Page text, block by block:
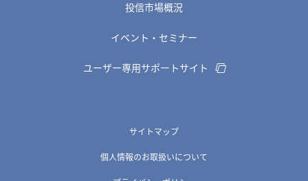
投信市場概況
イベント・セミナー
ユーザー専用サポートサイト
サイトマップ
個人情報のお取扱いについて